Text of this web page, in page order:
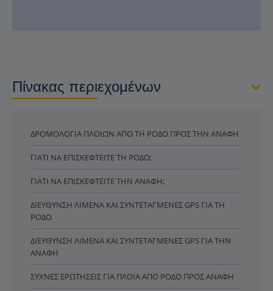
Πίνακας περιεχομένων
ΔΡΟΜΟΛΌΓΙΑ ΠΛΟΊΩΝ ΑΠΌ ΤΗ ΡΌΔΟ ΠΡΟΣ ΤΗΝ ΑΝΆΦΗ
ΓΙΑΤΊ ΝΑ ΕΠΙΣΚΕΦΤΕΊΤΕ ΤΗ ΡΌΔΟ;
ΓΙΑΤΊ ΝΑ ΕΠΙΣΚΕΦΤΕΊΤΕ ΤΗΝ ΑΝΆΦΗ;
ΔΙΕΎΘΥΝΣΗ ΛΙΜΈΝΑ ΚΑΙ ΣΥΝΤΕΤΑΓΜΈΝΕΣ GPS ΓΙΑ ΤΗ
ΡΌΔΟ
ΔΙΕΎΘΥΝΣΗ ΛΙΜΈΝΑ ΚΑΙ ΣΥΝΤΕΤΑΓΜΈΝΕΣ GPS ΓΙΑ ΤΗΝ
ΑΝΆΦΗ
ΣΥΧΝΈΣ ΕΡΩΤΉΣΕΙΣ ΓΙΑ ΠΛΟΊΑ ΑΠΌ ΡΌΔΟ ΠΡΟΣ ΑΝΆΦΗ